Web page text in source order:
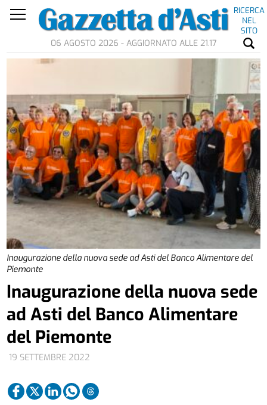
RICERCA
NEL
SITO
06 AGOSTO 2026 - AGGIORNATO ALLE 21.17
Inaugurazione della nuova sede ad Asti del Banco Alimentare del
Piemonte
19 SETTEMBRE 2022
Inaugurazione della nuova sede
ad Asti del Banco Alimentare
del Piemonte